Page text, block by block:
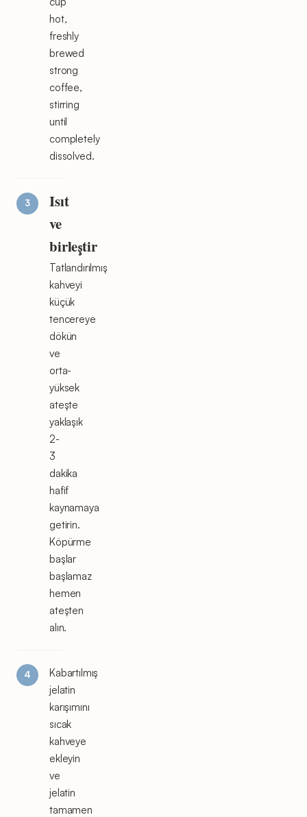
hot,
freshly
brewed
strong
coffee,
stirring
until
completely
dissolved.
Isıt
ve
birleştir
Tatlandırılmış
kahveyi
küçük
tencereye
dökün
ve
orta-
yüksek
ateşte
yaklaşık
2-
3
dakika
hafif
kaynamaya
getirin.
Köpürme
başlar
başlamaz
hemen
ateşten
alın.
Kabartılmış
jelatin
karışımını
sıcak
kahveye
ekleyin
ve
jelatin
tamamen